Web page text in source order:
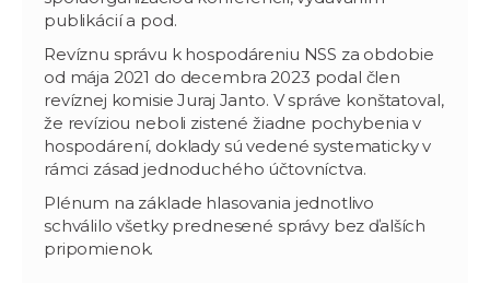
publikácií a pod.
Revíznu správu k hospodáreniu NSS za obdobie
od mája 2021 do decembra 2023 podal člen
revíznej komisie Juraj Janto. V správe konštatoval,
že revíziou neboli zistené žiadne pochybenia v
hospodárení, doklady sú vedené systematicky v
rámci zásad jednoduchého účtovníctva.
Plénum na základe hlasovania jednotlivo
schválilo všetky prednesené správy bez ďalších
pripomienok.